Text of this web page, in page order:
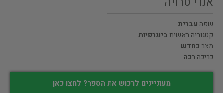
שפה עברית
קטגוריה ראשיתביוגרפיות
מצבכחדש
כריכה רכה
מעוניינים לרכוש את הספר? לחצו כאן